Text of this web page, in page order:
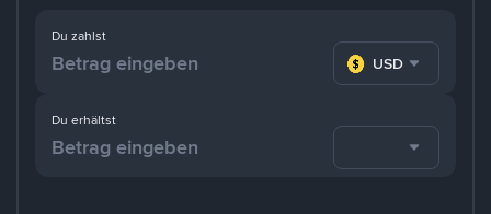
Du zahlst
USD
Du erhältst